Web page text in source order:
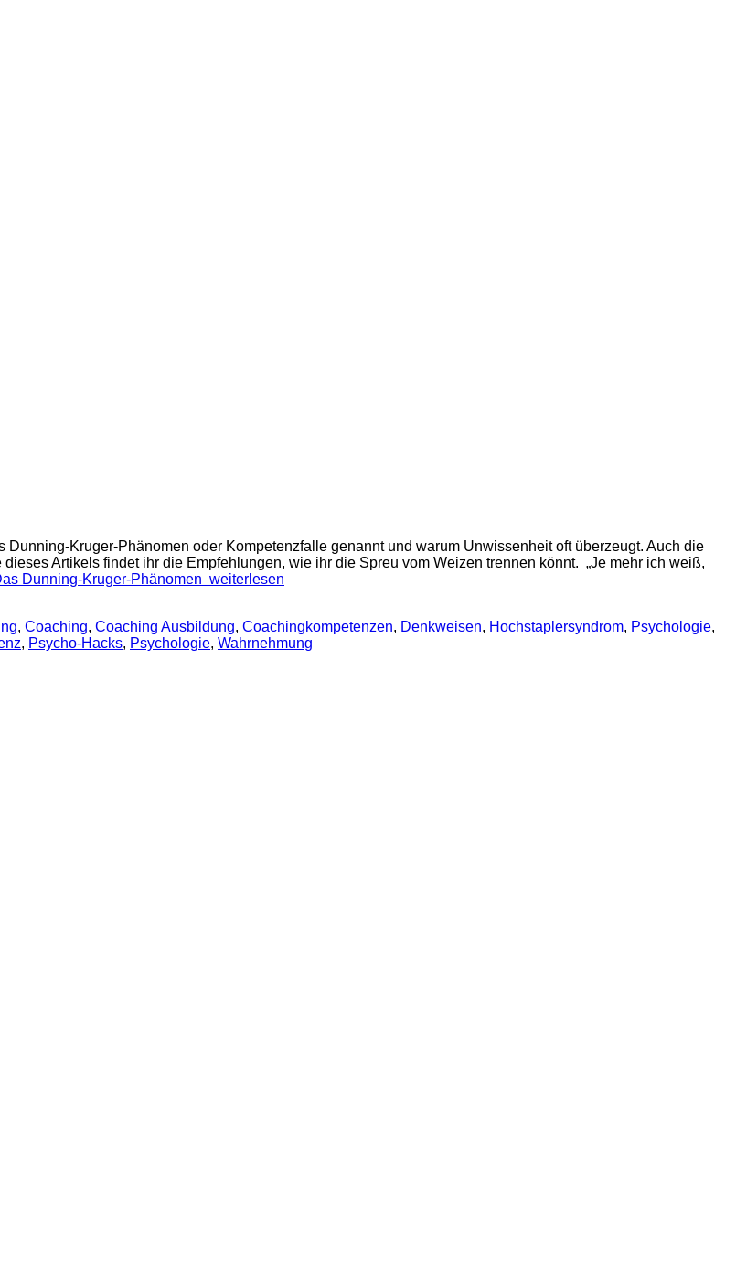
Kruger-Phänomen oder Kompetenzfalle genannt und warum Unwissenheit oft überzeugt. Auch die
Artikels findet ihr die Empfehlungen, wie ihr die Spreu vom Weizen trennen könnt. „Je mehr ich weiß,
Dunning-Kruger-Phänomen weiterlesen
, Coaching, Coaching Ausbildung, Coachingkompetenzen, Denkweisen, Hochstaplersyndrom, Psychologie,
, Psycho-Hacks, Psychologie, Wahrnehmung